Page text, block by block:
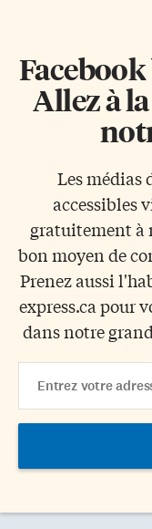
Allez à
Les
accessibles
gratuitement à
bon moyen de
Prenez aussi
express.ca pour
dans notre
Address